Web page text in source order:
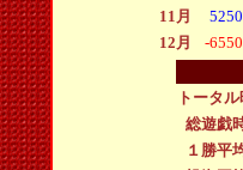
11月
12月
-
トータ
総遊戯
１勝平